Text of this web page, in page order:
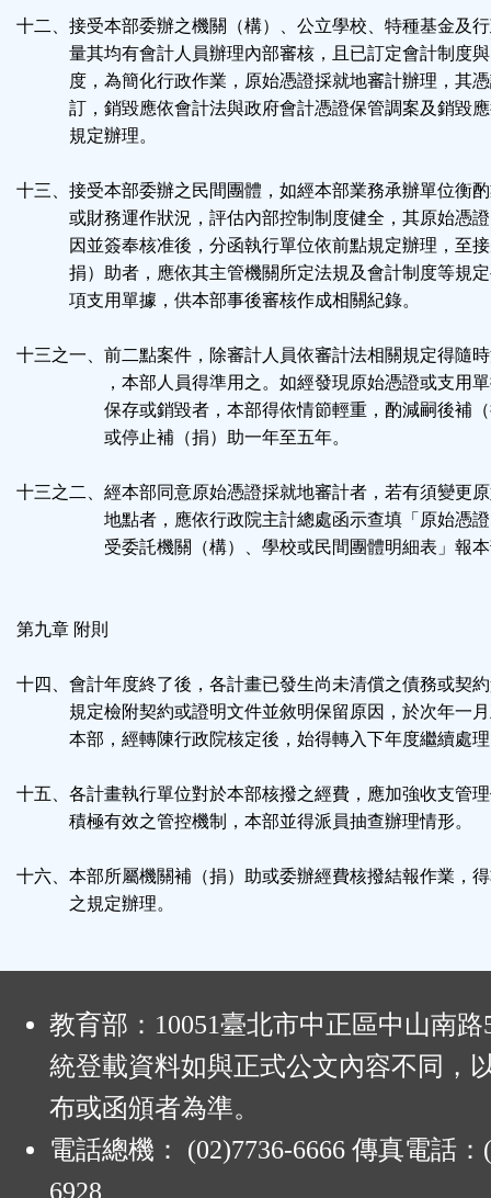
十二、接受本部委辦之機關（構）、公立學校、特種基金及
量其均有會計人員辦理內部審核，且已訂定會計制度與
度，為簡化行政作業，原始憑證採就地審計辦理，其憑
訂，銷毀應依會計法與政府會計憑證保管調案及銷毀應
規定辦理。
十三、接受本部委辦之民間團體，如經本部業務承辦單位衡
或財務運作狀況，評估內部控制制度健全，其原始憑證
因並簽奉核准後，分函執行單位依前點規定辦理，至接
捐）助者，應依其主管機關所定法規及會計制度等規定
項支用單據，供本部事後審核作成相關紀錄。
十三之一、前二點案件，除審計人員依審計法相關規定得隨
，本部人員得準用之。如經發現原始憑證或支用單
保存或銷毀者，本部得依情節輕重，酌減嗣後補（
或停止補（捐）助一年至五年。
十三之二、經本部同意原始憑證採就地審計者，若有須變更
地點者，應依行政院主計總處函示查填「原始憑證
受委託機關（構）、學校或民間團體明細表」報本
第九章 附則
十四、會計年度終了後，各計畫已發生尚未清償之債務或契
規定檢附契約或證明文件並敘明保留原因，於次年一月
本部，經轉陳行政院核定後，始得轉入下年度繼續處
十五、各計畫執行單位對於本部核撥之經費，應加強收支管
積極有效之管控機制，本部並得派員抽查辦理情形。
十六、本部所屬機關補（捐）助或委辦經費核撥結報作業，
之規定辦理。
教育部：10051臺北市中正區中山南
統登載資料如與正式公文內容不同，
布或函頒者為準。
電話總機： (02)7736-6666 傳真電話：
6928